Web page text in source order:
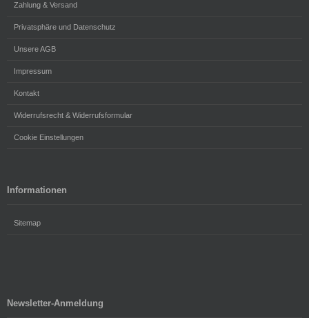
Zahlung & Versand
Privatsphäre und Datenschutz
Unsere AGB
Impressum
Kontakt
Widerrufsrecht & Widerrufsformular
Cookie Einstellungen
Informationen
Sitemap
Newsletter-Anmeldung